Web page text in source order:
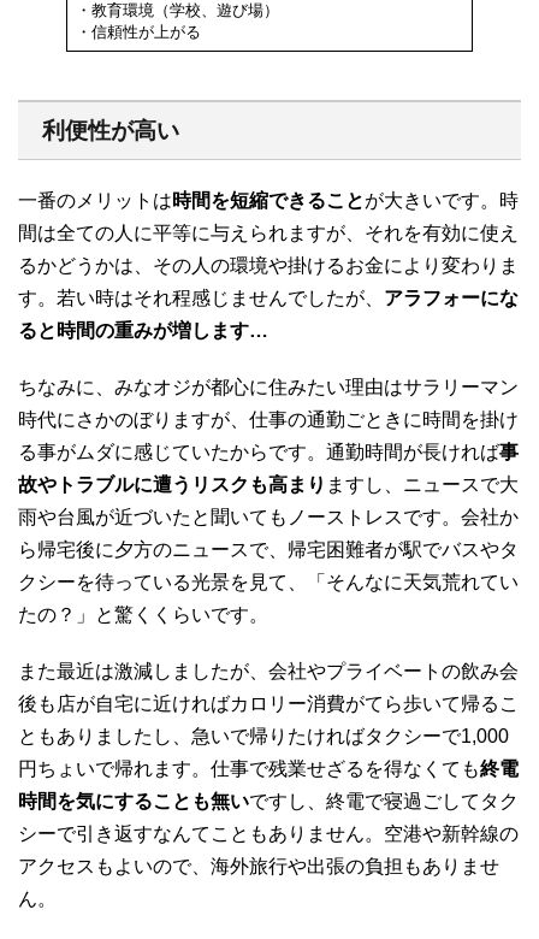
・教育環境（学校、遊び場）
・信頼性が上がる
利便性が高い
一番のメリットは時間を短縮できることが大きいです。時
間は全ての人に平等に与えられますが、それを有効に使え
るかどうかは、その人の環境や掛けるお金により変わりま
す。若い時はそれ程感じませんでしたが、 アラフォーにな
ると時間の重みが増します…
ちなみに、みなオジが都心に住みたい理由はサラリーマン
時代にさかのぼりますが、仕事の通勤ごときに時間を掛け
る事がムダに感じていたからです。通勤時間が長ければ事
故やトラブルに遭うリスクも高まり ますし、ニュースで大
雨や台風が近づいたと聞いてもノーストレスです。会社か
ら帰宅後に夕方のニュースで、帰宅困難者が駅でバスやタ
クシーを待っている光景を見て、「そんなに天気荒れてい
たの？」と驚くくらいです。
また最近は激減しましたが、会社やプライベートの飲み会
後も店が自宅に近ければカロリー消費がてら歩いて帰るこ
ともありましたし、急いで帰りたければタクシーで1,000
円ちょいで帰れます。仕事で残業せざるを得なくても終電
時間を気にすることも無いですし、終電で寝過ごしてタク
シーで引き返すなんてこともありません。空港や新幹線の
アクセスもよいので、海外旅行や出張の負担もありませ
ん。